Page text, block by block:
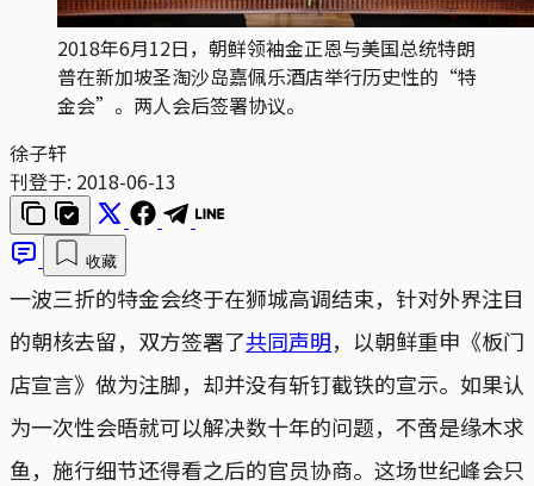
2018年6月12日，朝鲜领袖金正恩与美国总统特朗
普在新加坡圣淘沙岛嘉佩乐酒店举行历史性的“特
金会”。两人会后签署协议。
徐子轩
刊登于: 2018-06-13
收藏
一波三折的特金会终于在狮城高调结束，针对外界注目
的朝核去留，双方签署了共同声明，以朝鲜重申《板门
店宣言》做为注脚，却并没有斩钉截铁的宣示。如果认
为一次性会晤就可以解决数十年的问题，不啻是缘木求
鱼，施行细节还得看之后的官员协商。这场世纪峰会只